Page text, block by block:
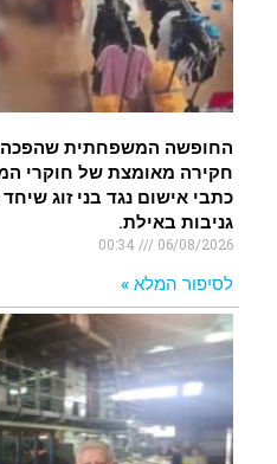
החופשה המשפחתית שהפכה
כתבי אישום נגד בני זוג
גניבות באילת.
06/08/2026
לסיפור המלא »